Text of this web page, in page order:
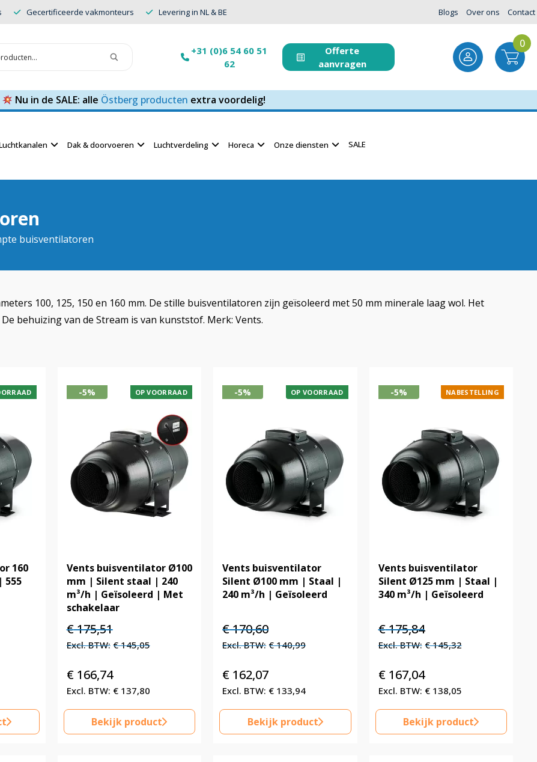
Gecertificeerde vakmonteurs Levering in NL & BE Blogs Over ons Contact
+31 (0)6 54 60 51
62
Offerte
aanvragen
0
Nu in de SALE: alle Östberg producten extra voordelig!
Dak & doorvoeren Luchtverdeling Horeca Onze diensten SALE
buisventilatoren
100, 125, 150 en 160 mm. De stille buisventilatoren zijn geïsoleerd met 50 mm minerale laag wol. Het
behuizing van de Stream is van kunststof. Merk: Vents.
160
555
-5% OP VOORRAAD
Vents buisventilator Ø100
mm | Silent staal | 240
m³/h | Geïsoleerd | Met
schakelaar
Oorspronkelijke
prijs
€ 175,51.
€175,51Huidige
prijs
€ 175,51.
€145,05
€166,74
€137,80
Bekijk product
-5% OP VOORRAAD
Vents buisventilator
Silent Ø100 mm | Staal |
240 m³/h | Geïsoleerd
Oorspronkelijke
prijs
€ 170,60.
€170,60Huidige
prijs
€ 170,60.
€140,99
€ 162,07
€ 133,94
Bekijk product
-5% NABESTELLING
Vents buisventilator
Silent Ø125 mm | Staal |
340 m³/h | Geïsoleerd
Oorspronkelijke
prijs
€ 175,84.
€175,84Huidige
prijs
€ 175,84.
€145,32
€167,04
€138,05
Bekijk product